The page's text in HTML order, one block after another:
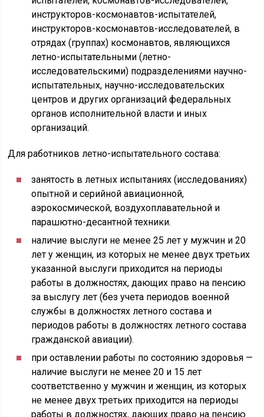
инструкторов-космонавтов-испытателей,
инструкторов-космонавтов-исследователей, в
отрядах (группах) космонавтов, являющихся
летно-испытательными (летно-
исследовательскими) подразделениями научно-
испытательных, научно-исследовательских
центров и других организаций федеральных
органов исполнительной власти и иных
организаций.
Для работников летно-испытательного состава:
занятость в летных испытаниях (исследованиях)
опытной и серийной авиационной,
аэрокосмической, воздухоплавательной и
парашютно-десантной техники.
наличие выслуги не менее 25 лет у мужчин и 20
лет у женщин, из которых не менее двух третьих
указанной выслуги приходится на периоды
работы в должностях, дающих право на пенсию
за выслугу лет (без учета периодов военной
службы в должностях летного состава и
периодов работы в должностях летного состава
гражданской авиации).
при оставлении работы по состоянию здоровья —
наличие выслуги не менее 20 и 15 лет
соответственно у мужчин и женщин, из которых
не менее двух третьих приходится на периоды
работы в должностях, дающих право на пенсию